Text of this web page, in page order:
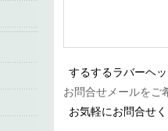
するするラバーヘ
お問合せメールをご
お気軽にお問合せく